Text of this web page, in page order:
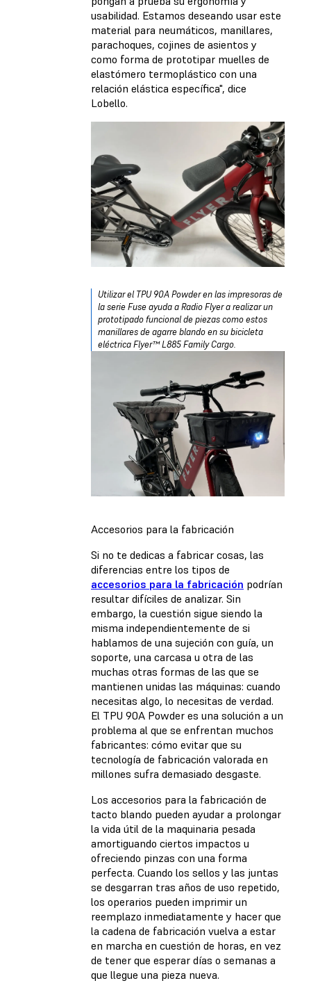
usabilidad. Estamos deseando usar este
material para neumáticos, manillares,
parachoques, cojines de asientos y
como forma de prototipar muelles de
elastómero termoplástico con una
relación elástica específica", dice
Lobello.
Utilizar el TPU 90A Powder en las impresoras de
la serie Fuse ayuda a Radio Flyer a realizar un
prototipado funcional de piezas como estos
manillares de agarre blando en su bicicleta
eléctrica Flyer™ L885 Family Cargo.
Accesorios para la fabricación
Si no te dedicas a fabricar cosas, las
diferencias entre los tipos de
accesorios para la fabricación podrían
resultar difíciles de analizar. Sin
embargo, la cuestión sigue siendo la
misma independientemente de si
hablamos de una sujeción con guía, un
soporte, una carcasa u otra de las
muchas otras formas de las que se
mantienen unidas las máquinas: cuando
necesitas algo, lo necesitas de verdad.
El TPU 90A Powder es una solución a un
problema al que se enfrentan muchos
fabricantes: cómo evitar que su
tecnología de fabricación valorada en
millones sufra demasiado desgaste.
Los accesorios para la fabricación de
tacto blando pueden ayudar a prolongar
la vida útil de la maquinaria pesada
amortiguando ciertos impactos u
ofreciendo pinzas con una forma
perfecta. Cuando los sellos y las juntas
se desgarran tras años de uso repetido,
los operarios pueden imprimir un
reemplazo inmediatamente y hacer que
la cadena de fabricación vuelva a estar
en marcha en cuestión de horas, en vez
de tener que esperar días o semanas a
que llegue una pieza nueva.